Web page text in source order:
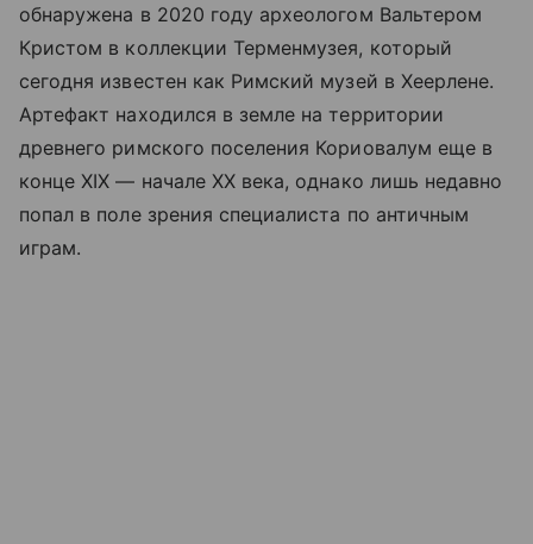
обнаружена в 2020 году археологом Вальтером
Кристом в коллекции Терменмузея, который
сегодня известен как Римский музей в Хеерлене.
Артефакт находился в земле на территории
древнего римского поселения Кориовалум еще в
конце XIX — начале XX века, однако лишь недавно
попал в поле зрения специалиста по античным
играм.